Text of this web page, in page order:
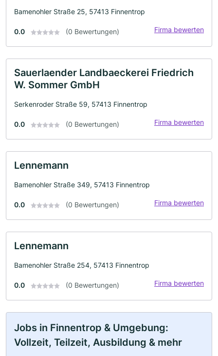
Bamenohler Straße 25, 57413 Finnentrop
0.0 (0 Bewertungen) Firma bewerten
Sauerlaender Landbaeckerei Friedrich
W. Sommer GmbH
Serkenroder Straße 59, 57413 Finnentrop
0.0 (0 Bewertungen) Firma bewerten
Lennemann
Bamenohler Straße 349, 57413 Finnentrop
0.0 (0 Bewertungen) Firma bewerten
Lennemann
Bamenohler Straße 254, 57413 Finnentrop
0.0 (0 Bewertungen) Firma bewerten
Jobs in Finnentrop & Umgebung:
Vollzeit, Teilzeit, Ausbildung & mehr